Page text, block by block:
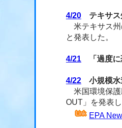
4/20 テキサス
米テキサス州
と発表した。
4/21 「過度に
4/22 小規模水
米国環境保護
OUT」を発表し
EPA